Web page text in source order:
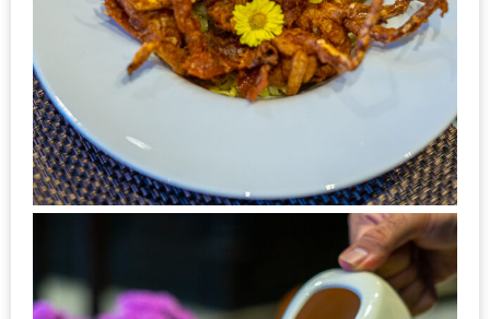
กี้
เนื้อ
คู
โร
บูต
เด็ด